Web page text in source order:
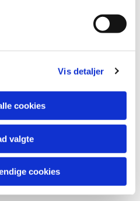
Vis detaljer
cookies
valgte
cookies
også